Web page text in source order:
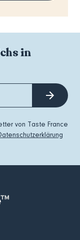
in
von Taste France